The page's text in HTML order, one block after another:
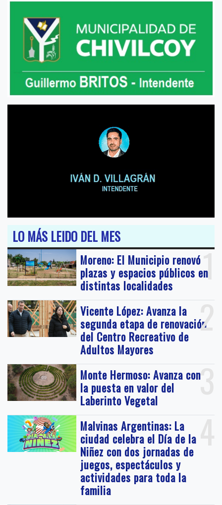
LO MÁS LEIDO DEL MES
1
Moreno: El Municipio renovó
plazas y espacios públicos en
distintas localidades
2
Vicente López: Avanza la
segunda etapa de renovación
del Centro Recreativo de
Adultos Mayores
3
Monte Hermoso: Avanza con
la puesta en valor del
Laberinto Vegetal
4
Malvinas Argentinas: La
ciudad celebra el Día de la
Niñez con dos jornadas de
juegos, espectáculos y
actividades para toda la
familia